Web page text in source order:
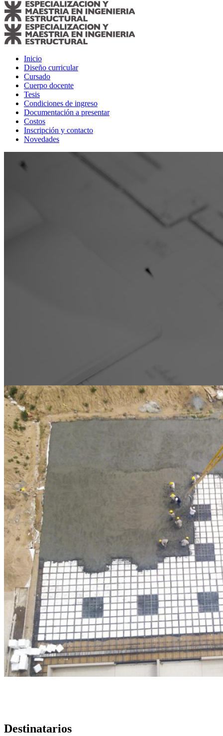
Inicio
Diseño curricular
Cursado
Cuerpo docente
Tesis
Condiciones de ingreso
Documentación a presentar
Costos
Inscripción y contacto
Novedades
Condiciones de ingreso
Destinatarios